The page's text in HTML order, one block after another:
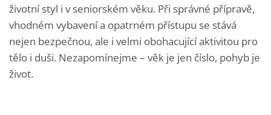
životní styl i v seniorském věku. Při správné přípravě,
vhodném vybavení a opatrném přístupu se stává
nejen bezpečnou, ale i velmi obohacující aktivitou pro
tělo i duši. Nezapomínejme – věk je jen číslo, pohyb je
život.